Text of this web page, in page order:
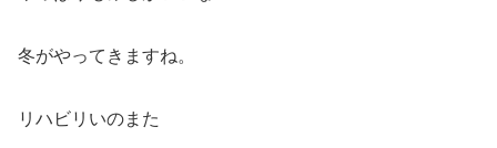
冬がやってきますね。
リハビリいのまた